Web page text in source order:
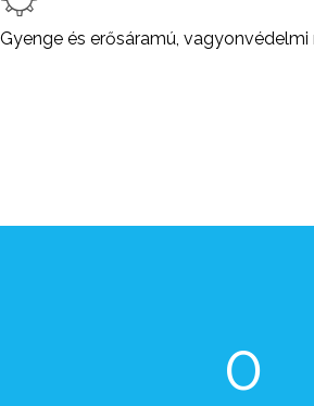
Gyenge és erősáramú, vagyonvédelmi
0